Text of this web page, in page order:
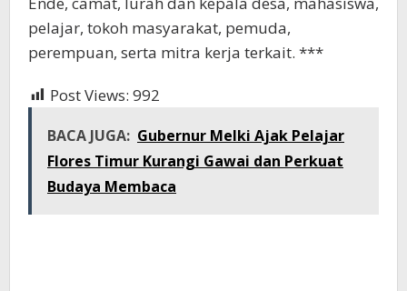
pelajar, tokoh masyarakat, pemuda,
perempuan, serta mitra kerja terkait. ***
Post Views: 992
BACA JUGA: Gubernur Melki Ajak Pelajar
Flores Timur Kurangi Gawai dan Perkuat
Budaya Membaca